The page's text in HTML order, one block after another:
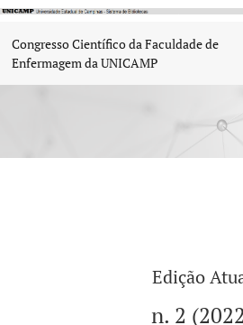
Congresso Científico
Congresso Científico da Faculdade de
Enfermagem da UNICAMP
Edição
n. 2